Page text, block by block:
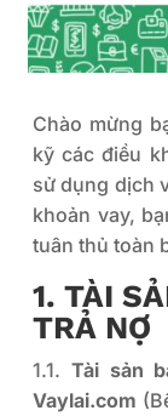
Chào mừng
kỹ các điều
sử dụng dịch
khoản vay,
tuân thủ toàn
1. TÀI
TRẢ NỢ
1.1. Tài sản
Vaylai.com